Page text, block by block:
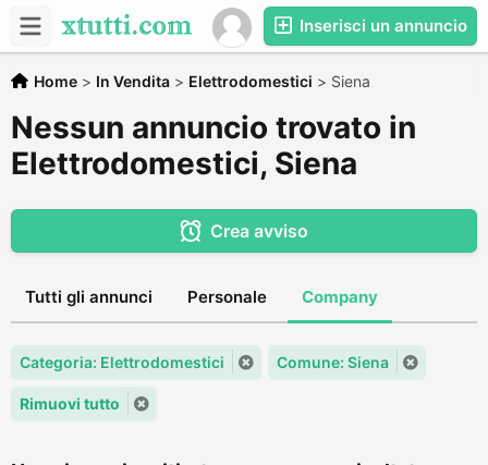
Inserisci un annuncio
Home > In Vendita > Elettrodomestici > Siena
Nessun annuncio trovato in
Elettrodomestici, Siena
Crea avviso
Tutti gli annunci Personale Company
Categoria: Elettrodomestici Comune: Siena
Rimuovi tutto